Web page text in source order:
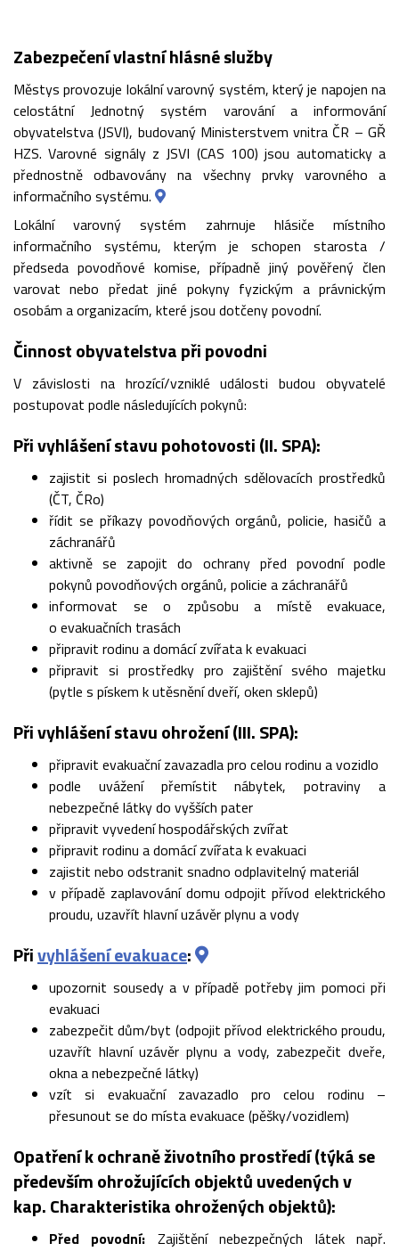
Zabezpečení vlastní hlásné služby
Městys provozuje lokální varovný systém, který je napojen na
celostátní Jednotný systém varování a informování
obyvatelstva (JSVI), budovaný Ministerstvem vnitra ČR – GŘ
HZS. Varovné signály z JSVI (CAS 100) jsou automaticky a
přednostně odbavovány na všechny prvky varovného a
informačního systému.
Lokální varovný systém zahrnuje hlásiče místního
informačního systému, kterým je schopen starosta /
předseda povodňové komise, případně jiný pověřený člen
varovat nebo předat jiné pokyny fyzickým a právnickým
osobám a organizacím, které jsou dotčeny povodní.
Činnost obyvatelstva při povodni
V závislosti na hrozící/vzniklé události budou obyvatelé
postupovat podle následujících pokynů:
Při vyhlášení stavu pohotovosti (II. SPA):
zajistit si poslech hromadných sdělovacích prostředků
(ČT, ČRo)
řídit se příkazy povodňových orgánů, policie, hasičů a
záchranářů
aktivně se zapojit do ochrany před povodní podle
pokynů povodňových orgánů, policie a záchranářů
informovat se o způsobu a místě evakuace,
o evakuačních trasách
připravit rodinu a domácí zvířata k evakuaci
připravit si prostředky pro zajištění svého majetku
(pytle s pískem k utěsnění dveří, oken sklepů)
Při vyhlášení stavu ohrožení (III. SPA):
připravit evakuační zavazadla pro celou rodinu a vozidlo
podle uvážení přemístit nábytek, potraviny a
nebezpečné látky do vyšších pater
připravit vyvedení hospodářských zvířat
připravit rodinu a domácí zvířata k evakuaci
zajistit nebo odstranit snadno odplavitelný materiál
v případě zaplavování domu odpojit přívod elektrického
proudu, uzavřít hlavní uzávěr plynu a vody
Přivyhlášení evakuace:
upozornit sousedy a v případě potřeby jim pomoci při
evakuaci
zabezpečit dům/byt (odpojit přívod elektrického proudu,
uzavřít hlavní uzávěr plynu a vody, zabezpečit dveře,
okna a nebezpečné látky)
vzít si evakuační zavazadlo pro celou rodinu –
přesunout se do místa evakuace (pěšky/vozidlem)
Opatření k ochraně životního prostředí (týká se
především ohrožujících objektů uvedených v
kap. Charakteristika ohrožených objektů):
Před povodní: Zajištění nebezpečných látek např.